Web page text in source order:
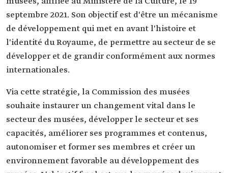
septembre 2021. Son objectif est d'être un mécanisme
de développement qui met en avant l'histoire et
l'identité du Royaume, de permettre au secteur de se
développer et de grandir conformément aux normes
internationales.
Via cette stratégie, la Commission des musées
souhaite instaurer un changement vital dans le
secteur des musées, développer le secteur et ses
capacités, améliorer ses programmes et contenus,
autonomiser et former ses membres et créer un
environnement favorable au développement des